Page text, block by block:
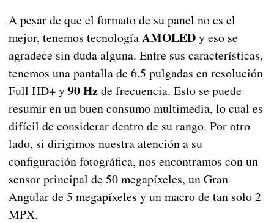
A pesar de que el formato de su panel no es el
mejor, tenemos tecnologíaAMOLEDy eso se
agradece sin duda alguna. Entre sus características,
tenemos una pantalla de 6.5 pulgadas en resolución
Full HD+ y90 Hzde frecuencia. Esto se puede
resumir en un buen consumo multimedia, lo cual es
difícil de considerar dentro de su rango. Por otro
lado, si dirigimos nuestra atención a su
configuración fotográfica, nos encontramos con un
sensor principal de 50 megapíxeles, un Gran
Angular de 5 megapíxeles y un macro de tan solo 2
MPX.